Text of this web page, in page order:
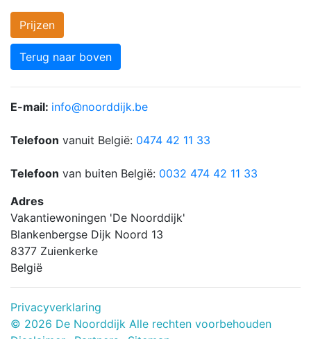
Prijzen
Terug naar boven
E-mail: info@noorddijk.be
Telefoon vanuit België: 0474 42 11 33
Telefoon van buiten België: 0032 474 42 11 33
Adres
Vakantiewoningen 'De Noorddijk'
Blankenbergse Dijk Noord 13
8377 Zuienkerke
België
Privacyverklaring
© 2026 De Noorddijk Alle rechten voorbehouden